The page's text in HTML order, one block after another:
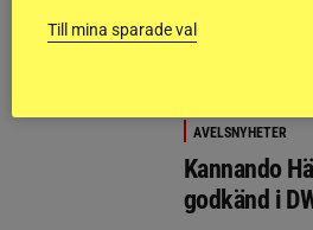
AVELSNYHETER
Kannando
godkänd i
Till mina sparade val